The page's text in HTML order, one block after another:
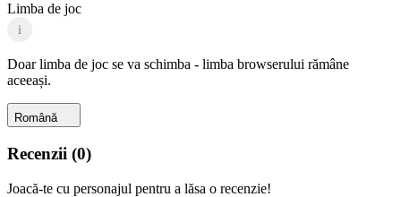
Limba de joc
i
Doar limba de joc se va schimba - limba browserului rămâne
aceeași.
Română
Recenzii (0)
Joacă-te cu personajul pentru a lăsa o recenzie!